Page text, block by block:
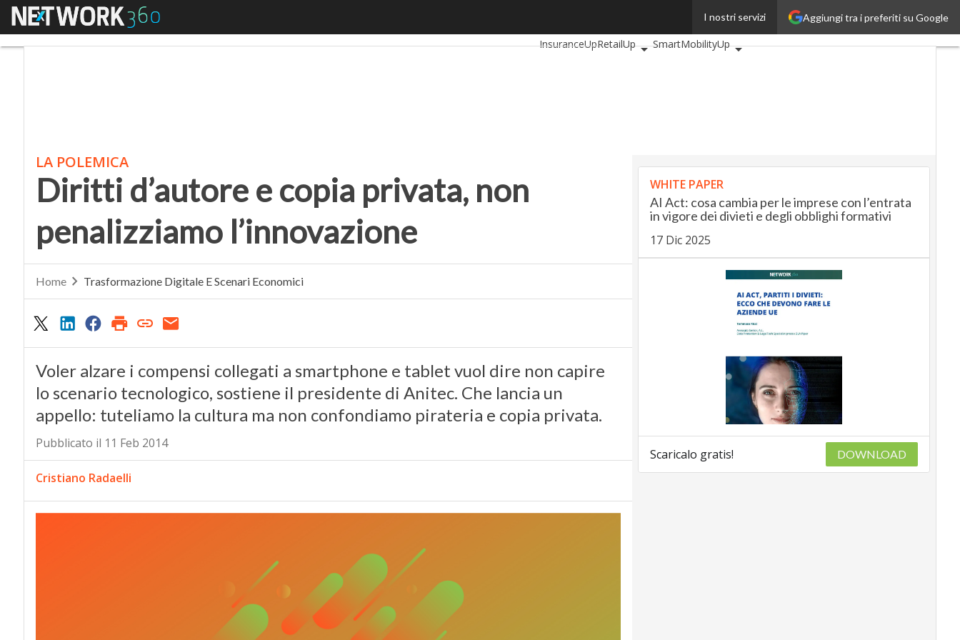
Aggiungi tra i preferiti su Google
I nostri servizi
Menu
BankingUp
InsuranceUpRetailUp
SmartMobilityUp
LA POLEMICA
Diritti d’autore e copia privata, non
penalizziamo l’innovazione
Home Trasformazione Digitale E Scenari Economici
Voler alzare i compensi collegati a smartphone e tablet vuol dire non capire
lo scenario tecnologico, sostiene il presidente di Anitec. Che lancia un
appello: tuteliamo la cultura ma non confondiamo pirateria e copia privata.
Pubblicato il 11 Feb 2014
Cristiano Radaelli
WHITE PAPER
AI Act: cosa cambia per le imprese con l’entrata
in vigore dei divieti e degli obblighi formativi
17 Dic 2025
Scaricalo gratis! DOWNLOAD